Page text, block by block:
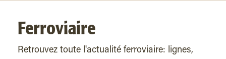
Ferroviaire
Retrouvez toute l'actualité ferroviaire: lignes,